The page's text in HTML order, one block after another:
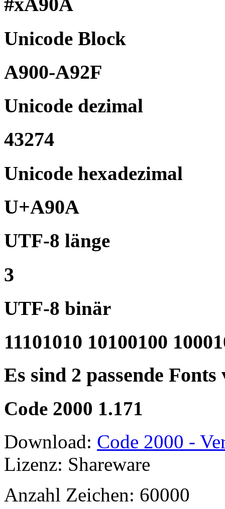
Unicode Block
A900-A92F
Unicode dezimal
43274
Unicode hexadezimal
U+A90A
UTF-8 länge
3
UTF-8 binär
11101010 10100100
Es sind 2 passende
Code 2000 1.171
Download: Code 2000 -
Lizenz: Shareware
Anzahl Zeichen: 60000